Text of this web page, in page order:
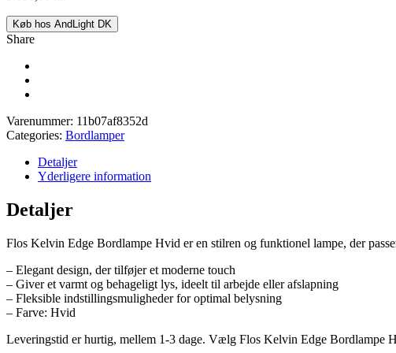
Køb hos AndLight DK
Share
Varenummer: 11b07af8352d
Categories: Bordlamper
Detaljer
Yderligere information
Detaljer
Flos Kelvin Edge Bordlampe Hvid er en stilren og funktionel lampe, der
– Elegant design, der tilføjer et moderne touch
– Giver et varmt og behageligt lys, ideelt til arbejde eller afslapning
– Fleksible indstillingsmuligheder for optimal belysning
– Farve: Hvid
Leveringstid er hurtig, mellem 1-3 dage. Vælg Flos Kelvin Edge Bordlampe